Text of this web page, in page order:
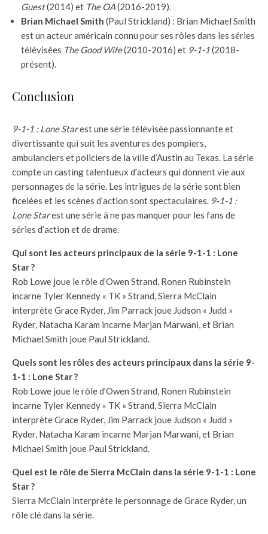
Guest(2014) et The OA(2016-2019).
Brian Michael Smith (Paul Strickland) : Brian Michael Smith
est un acteur américain connu pour ses rôles dans les séries
télévisées The Good Wife(2010-2016) et 9-1-1(2018-
présent).
Conclusion
9-1-1 : Lone Starest une série télévisée passionnante et
divertissante qui suit les aventures des pompiers,
ambulanciers et policiers de la ville d’Austin au Texas. La série
compte un casting talentueux d’acteurs qui donnent vie aux
personnages de la série. Les intrigues de la série sont bien
ficelées et les scènes d’action sont spectaculaires. 9-1-1 :
Lone Starest une série à ne pas manquer pour les fans de
séries d’action et de drame.
Qui sont les acteurs principaux de la série 9-1-1 : Lone
Star ?
Rob Lowe joue le rôle d’Owen Strand, Ronen Rubinstein
incarne Tyler Kennedy « TK » Strand, Sierra McClain
interprète Grace Ryder, Jim Parrack joue Judson « Judd »
Ryder, Natacha Karam incarne Marjan Marwani, et Brian
Michael Smith joue Paul Strickland.
Quels sont les rôles des acteurs principaux dans la série 9-
1-1 : Lone Star ?
Rob Lowe joue le rôle d’Owen Strand, Ronen Rubinstein
incarne Tyler Kennedy « TK » Strand, Sierra McClain
interprète Grace Ryder, Jim Parrack joue Judson « Judd »
Ryder, Natacha Karam incarne Marjan Marwani, et Brian
Michael Smith joue Paul Strickland.
Quel est le rôle de Sierra McClain dans la série 9-1-1 : Lone
Star ?
Sierra McClain interprète le personnage de Grace Ryder, un
rôle clé dans la série.